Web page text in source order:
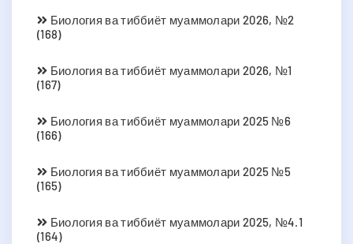
Биология ва тиббиёт муаммолари 2026, №2
(168)
Биология ва тиббиёт муаммолари 2026, №1
(167)
Биология ва тиббиёт муаммолари 2025 №6
(166)
Биология ва тиббиёт муаммолари 2025 №5
(165)
Биология ва тиббиёт муаммолари 2025, №4.1
(164)